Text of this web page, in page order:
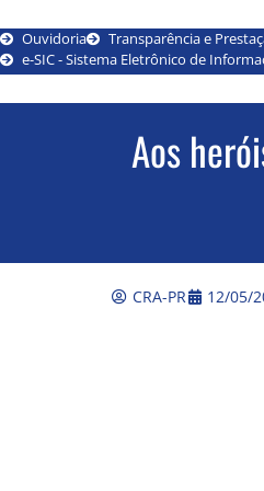
Ouvidoria
Transparência e
e-SIC - Sistema Eletrônico de
Aos
CRA-PR 12/05/